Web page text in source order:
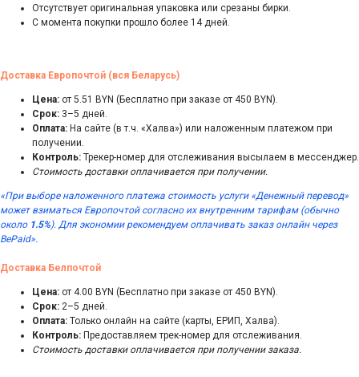
Отсутствует оригинальная упаковка или срезаны бирки.
С момента покупки прошло более 14 дней.
Доставка Европочтой (вся Беларусь)
Цена: от 5.51 BYN (Бесплатно при заказе от 450 BYN).
Срок: 3–5 дней.
Оплата: На сайте (в т.ч. «Халва») или наложенным платежом при
получении.
Контроль: Трекер-номер для отслеживания высылаем в мессенджер.
Стоимость доставки оплачивается при получении.
«При выборе наложенного платежа стоимость услуги «Денежный перевод»
может взиматься Европочтой согласно их внутренним тарифам (обычно
около 1.5%). Для экономии рекомендуем оплачивать заказ онлайн через
BePaid».
Доставка Белпочтой
Цена: от 4.00 BYN (Бесплатно при заказе от 450 BYN).
Срок: 2–5 дней.
Оплата: Только онлайн на сайте (карты, ЕРИП, Халва).
Контроль: Предоставляем трек-номер для отслеживания.
Стоимость доставки оплачивается при получении заказа.